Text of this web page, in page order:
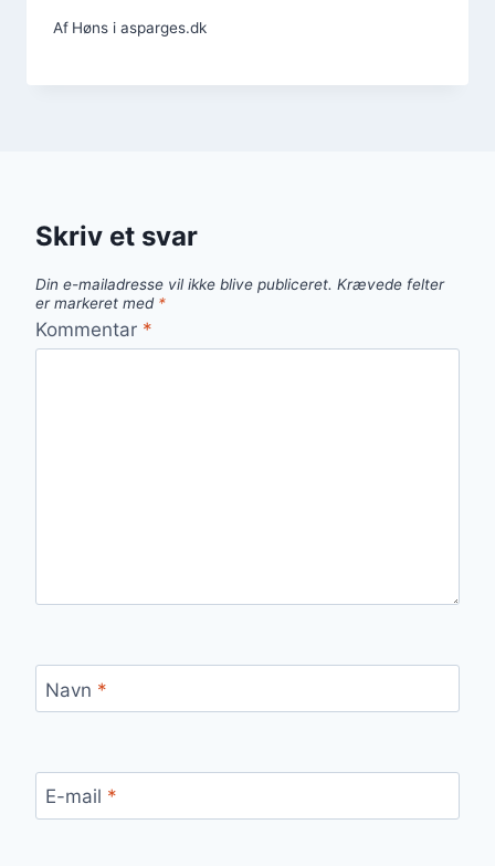
Af Høns i asparges.dk
Skriv et svar
Din e-mailadresse vil ikke blive publiceret. Krævede felter
er markeret med *
Kommentar *
Navn *
E-mail *